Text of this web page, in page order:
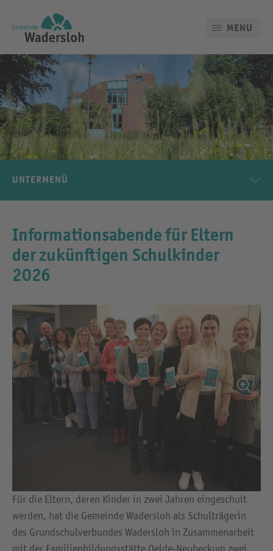
MENU
UNTERMENÜ
Informationsabende für Eltern
der zukünftigen Schulkinder
2026
Für die Eltern, deren Kinder in zwei Jahren eingeschult
werden, hat die Gemeinde Wadersloh als Schulträgerin
des Grundschulverbundes Wadersloh in Zusammenarbeit
mit der Familienbildungsstätte Oelde-Neubeckum zwei